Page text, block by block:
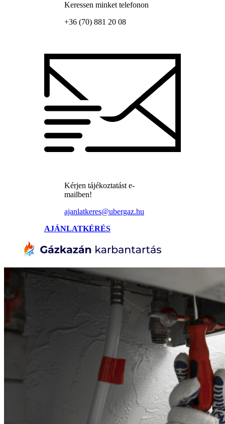
Keressen minket telefonon
+36 (70) 881 20 08
Kérjen tájékoztatást e-
mailben!
ajanlatkeres@ubergaz.hu
AJÁNLATKÉRÉS